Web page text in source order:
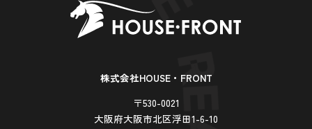
株式会社HOUSE・FRONT
〒530-0021
大阪府大阪市北区浮田1-6-10